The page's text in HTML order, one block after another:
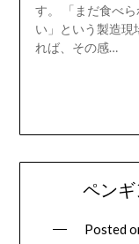
す。 「まだ食べ
い」という製造現
れば、その感…
ペン
Posted